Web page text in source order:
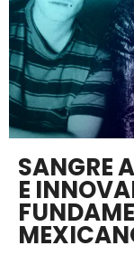
SANGRE
E